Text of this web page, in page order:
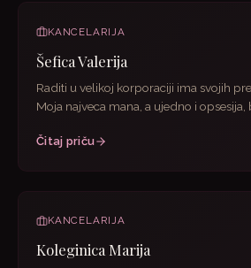
KANCELARIJA
Šefica Valerija
Raditi u velikoj korporaciji ima svojih
Moja najveca mana, a ujedno i opsesija,
Čitaj priču
KANCELARIJA
Koleginica Marija